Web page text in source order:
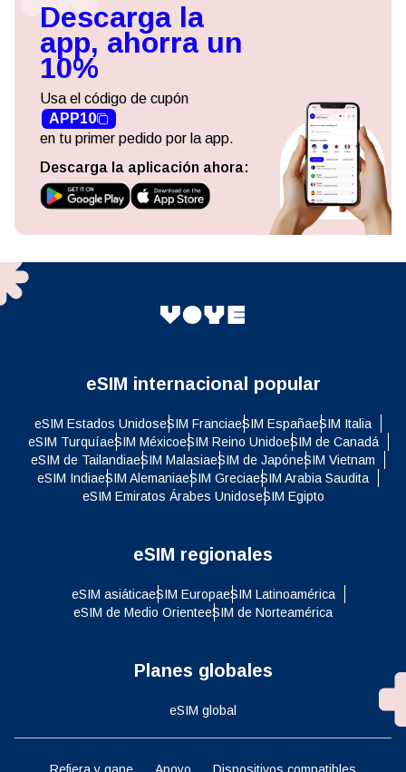
Descarga la
app, ahorra un
10%
Usa el código de cupón
APP10
en tu primer pedido por la app.
Descarga la aplicación ahora:
eSIM internacional popular
eSIM Estados UnidoseSIM FranciaeSIM EspañaeSIM Italia
eSIM TurquíaeSIM MéxicoeSIM Reino UnidoeSIM de Canadá
eSIM de TailandiaeSIM MalasiaeSIM de JapóneSIM Vietnam
eSIM IndiaeSIM AlemaniaeSIM GreciaeSIM Arabia Saudita
eSIM Emiratos Árabes UnidoseSIM Egipto
eSIM regionales
eSIM asiáticaeSIM EuropaeSIM Latinoamérica
eSIM de Medio OrienteeSIM de Norteamérica
Planes globales
eSIM global